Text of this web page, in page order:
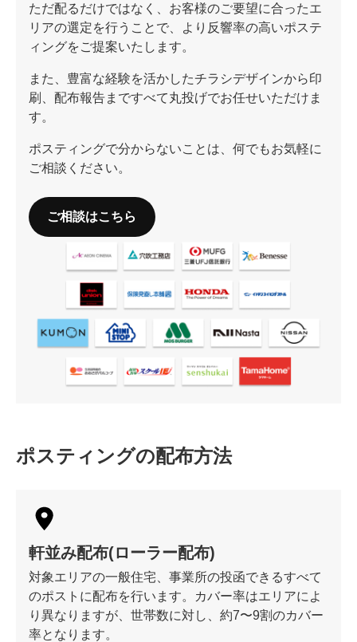
ただ配るだけではなく、お客様のご要望に合ったエ
リアの選定を行うことで、より反響率の高いポステ
ィングをご提案いたします。
また、豊富な経験を活かしたチラシデザインから印
刷、配布報告まですべて丸投げでお任せいただけま
す。
ポスティングで分からないことは、何でもお気軽に
ご相談ください。
ご相談はこちら
ポスティングの配布方法
軒並み配布(ローラー配布)
対象エリアの一般住宅、事業所の投函できるすべて
のポストに配布を行います。カバー率はエリアによ
り異なりますが、世帯数に対し、約7〜9割のカバー
率となります。